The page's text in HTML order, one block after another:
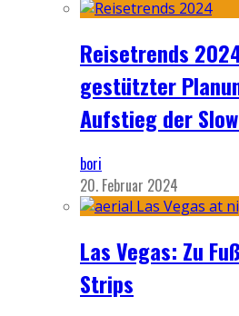
Reisetrends
gestützter
Aufstieg der
bori
20. Februar 2024
Las Vegas: Zu
Strips